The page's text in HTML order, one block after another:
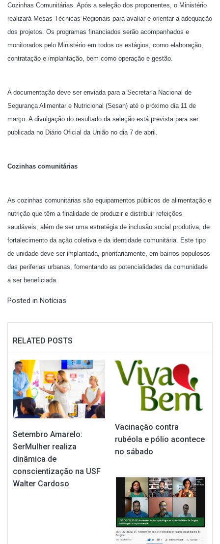
Cozinhas Comunitárias. Após a seleção dos proponentes, o Ministério
realizará Mesas Técnicas Regionais para avaliar e orientar a adequação
dos projetos. Os programas financiados serão acompanhados e
monitorados pelo Ministério em todos os estágios, como elaboração,
contratação e implantação, bem como operação e gestão.
A documentação deve ser enviada para a Secretaria Nacional de
Segurança Alimentar e Nutricional (Sesan) até o próximo dia 11 de
março. A divulgação do resultado da seleção está prevista para ser
publicada no Diário Oficial da União no dia 7 de abril.
Cozinhas comunitárias
As cozinhas comunitárias são equipamentos públicos de alimentação e
nutrição que têm a finalidade de produzir e distribuir refeições
saudáveis, além de ser uma estratégia de inclusão social produtiva, de
fortalecimento da ação coletiva e da identidade comunitária. Este tipo
de unidade deve ser implantada, prioritariamente, em bairros populosos
das periferias urbanas, fomentando as potencialidades da comunidade
a ser beneficiada.
Posted in Notícias
RELATED POSTS
Setembro Amarelo:
SerMulher realiza
dinâmica de
conscientização na USF
Walter Cardoso
Vacinação contra
rubéola e pólio acontece
no sábado